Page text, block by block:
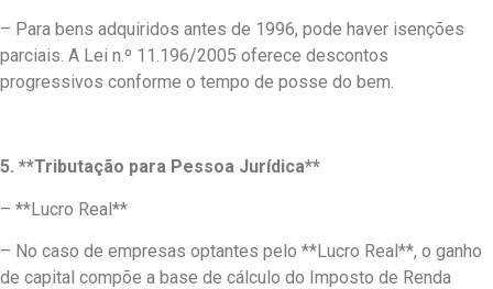
– Para bens adquiridos antes de 1996, pode haver isenções
parciais. A Lei n.º 11.196/2005 oferece descontos
progressivos conforme o tempo de posse do bem.
5. **Tributação para Pessoa Jurídica**
– **Lucro Real**
– No caso de empresas optantes pelo **Lucro Real**, o ganho
de capital compõe a base de cálculo do Imposto de Renda